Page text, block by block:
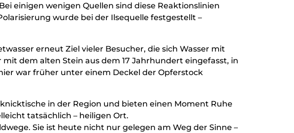
einigen wenigen Quellen sind diese Reaktionslinien
wurde bei der Ilsequelle festgestellt –
erneut Ziel vieler Besucher, die sich Wasser mit
dem alten Stein aus dem 17 Jahrhundert eingefasst, in
war früher unter einem Deckel der Opferstock
in der Region und bieten einen Moment Ruhe
tatsächlich – heiligen Ort.
Sie ist heute nicht nur gelegen am Weg der Sinne –